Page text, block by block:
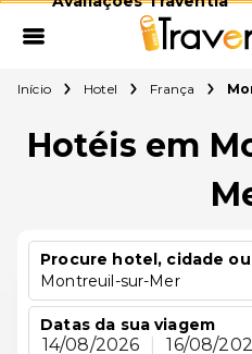
Início Hotel França
Hotéis em
Procure hotel, cidade
Montreuil-sur-Mer
Datas da sua viagem
14/08/2026 16/08/